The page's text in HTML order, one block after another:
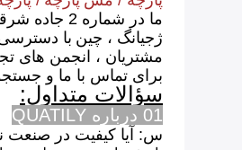
ما در شماره 2 جاده شرقی Zhining East ، Maqiao Town ، Haining City واقع شده ایم ،
ژجیانگ ، چین با
مشتریان ، انجمن های
برای تماس با ما و
سؤالات متداول:
01 درباره QUATILY
س: آیا کیفیت در صنعت